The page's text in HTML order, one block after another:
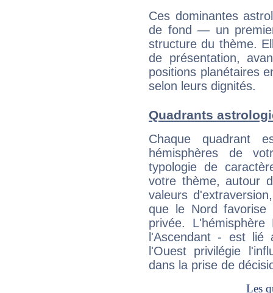
Ces dominantes
de fond — un
structure du thème.
de présentation,
positions planétaires
selon leurs dignités.
Quadrants
Chaque quadrant
hémisphères de
typologie de
votre thème, autour
valeurs
que le Nord favorise
privée.
l'Ascendant - est
l'Ouest privilégie
dans la prise de